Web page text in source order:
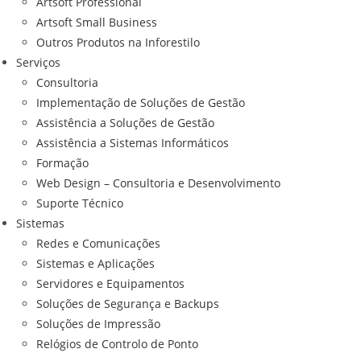
Artsoft Small Business
Outros Produtos na Inforestilo
Serviços
Consultoria
Implementação de Soluções de Gestão
Assistência a Soluções de Gestão
Assistência a Sistemas Informáticos
Formação
Web Design – Consultoria e Desenvolvimento
Suporte Técnico
Sistemas
Redes e Comunicações
Sistemas e Aplicações
Servidores e Equipamentos
Soluções de Segurança e Backups
Soluções de Impressão
Relógios de Controlo de Ponto